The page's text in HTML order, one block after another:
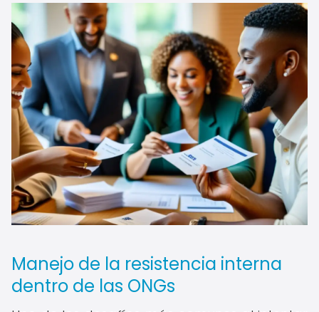
Manejo de la resistencia interna
dentro de las ONGs